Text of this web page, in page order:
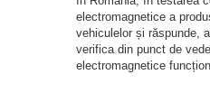
electromagnetice a
vehiculelor și răspunde,
verifica din punct de
electromagnetice